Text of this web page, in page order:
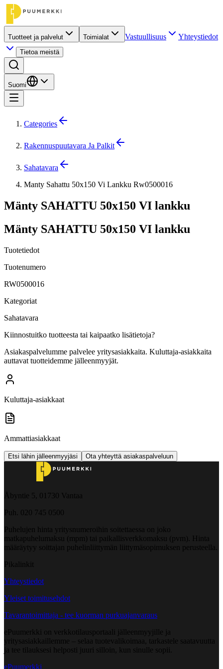
Tuotteet ja palvelut Toimialat Vastuullisuus Yhteystiedot
Tietoa meistä
Suomi
Categories
Rakennuspuutavara Ja Palkit
Sahatavara
Manty Sahattu 50x150 Vi Lankku Rw0500016
Mänty SAHATTU 50x150 VI lankku
Mänty SAHATTU 50x150 VI lankku
Tuotetiedot
Tuotenumero
RW0500016
Kategoriat
Sahatavara
Kiinnostuitko tuotteesta tai kaipaatko lisätietoja?
Asiakaspalvelumme palvelee yritysasiakkaita. Kuluttaja-asiakkaita
auttavat tuotteidemme jälleenmyyjät.
Kuluttaja-asiakkaat
Ammattiasiakkaat
Etsi lähin jälleenmyyjäsi Ota yhteyttä asiakaspalveluun
Åbyntie 5, 01730 Vantaa
Puh. 020 745 0500
Puhelujen hinta yritysnumeroihin soitettaessa on joko
matkapuhelumaksu (mpm) tai paikallisverkkomaksu (pvm). Hinta
määräytyy soittajan puhelinliittymän liittymäsopimuksen perusteella.
Pikalinkit
Yhteystiedot
Yleiset toimitusehdot
Tavarantoimittaja - tee kuorman purkuajanvaraus
ePuumerkki on verkkotilausportaali jälleenmyyjille ja
yritysasiakkaillemme – selaa tuotevalikoimaa, tarkastele saatavuutta
ja tee tilauksesi helposti juuri silloin, kun sinulle sopii.
ePuumerkki